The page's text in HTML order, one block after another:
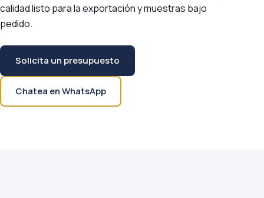
calidad listo para la exportación y muestras bajo
pedido.
Solicita un presupuesto
Chatea en WhatsApp